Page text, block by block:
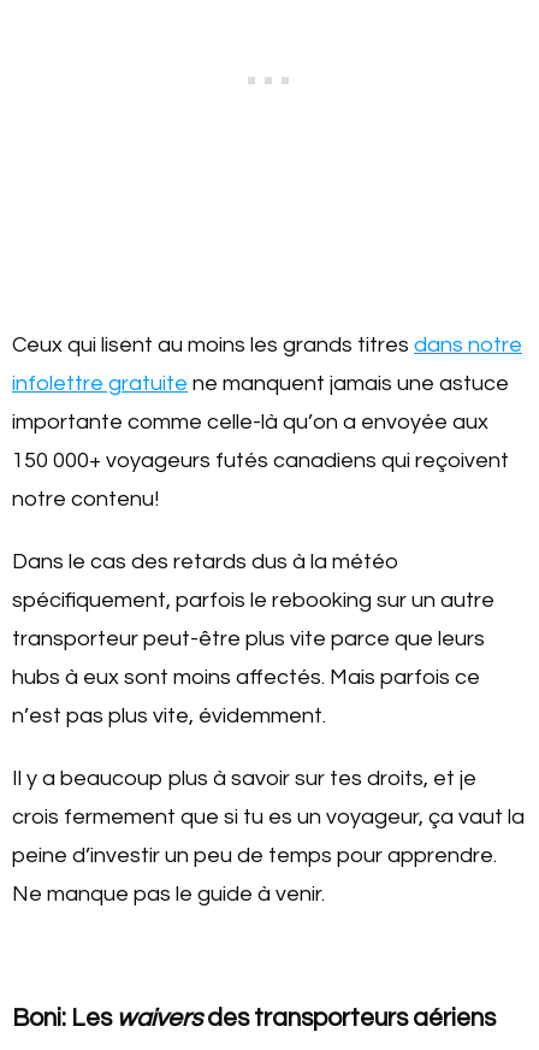
Ceux qui lisent au moins les grands titres dans notre
infolettre gratuite ne manquent jamais une astuce
importante comme celle-là qu’on a envoyée aux
150 000+ voyageurs futés canadiens qui reçoivent
notre contenu!
Dans le cas des retards dus à la météo
spécifiquement, parfois le rebooking sur un autre
transporteur peut-être plus vite parce que leurs
hubs à eux sont moins affectés. Mais parfois ce
n’est pas plus vite, évidemment.
Il y a beaucoup plus à savoir sur tes droits, et je
crois fermement que si tu es un voyageur, ça vaut la
peine d’investir un peu de temps pour apprendre.
Ne manque pas le guide à venir.
Boni: Les waiversdes transporteurs aériens